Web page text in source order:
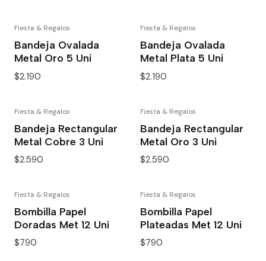
Fiesta & Regalos
Bandeja Ovalada
Metal Oro 5 Uni
$2.190
Fiesta & Regalos
Bandeja Ovalada
Metal Plata 5 Uni
$2.190
Fiesta & Regalos
Bandeja Rectangular
Metal Cobre 3 Uni
$2.590
Fiesta & Regalos
Bandeja Rectangular
Metal Oro 3 Uni
$2.590
Fiesta & Regalos
Bombilla Papel
Doradas Met 12 Uni
$790
Fiesta & Regalos
Bombilla Papel
Plateadas Met 12 Uni
$790